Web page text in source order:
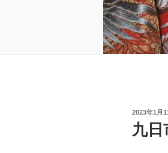
投
稿
日:
2023年1月
九